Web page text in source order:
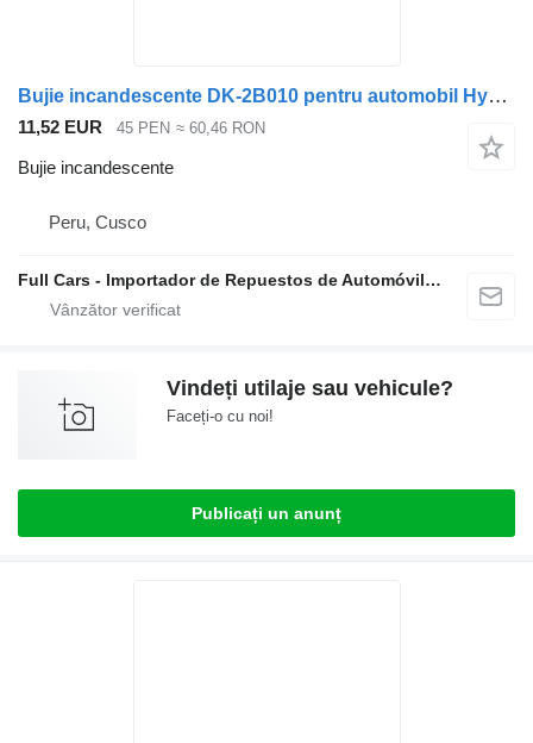
Bujie incandescente DK-2B010 pentru automobil Hyundai Accent -2016
11,52 EUR 45 PEN ≈ 60,46 RON
Bujie incandescente
Peru, Cusco
Full Cars - Importador de Repuestos de Automóviles al Por Mayor
Vindeți utilaje sau vehicule?
Faceți-o cu noi!
Publicați un anunț